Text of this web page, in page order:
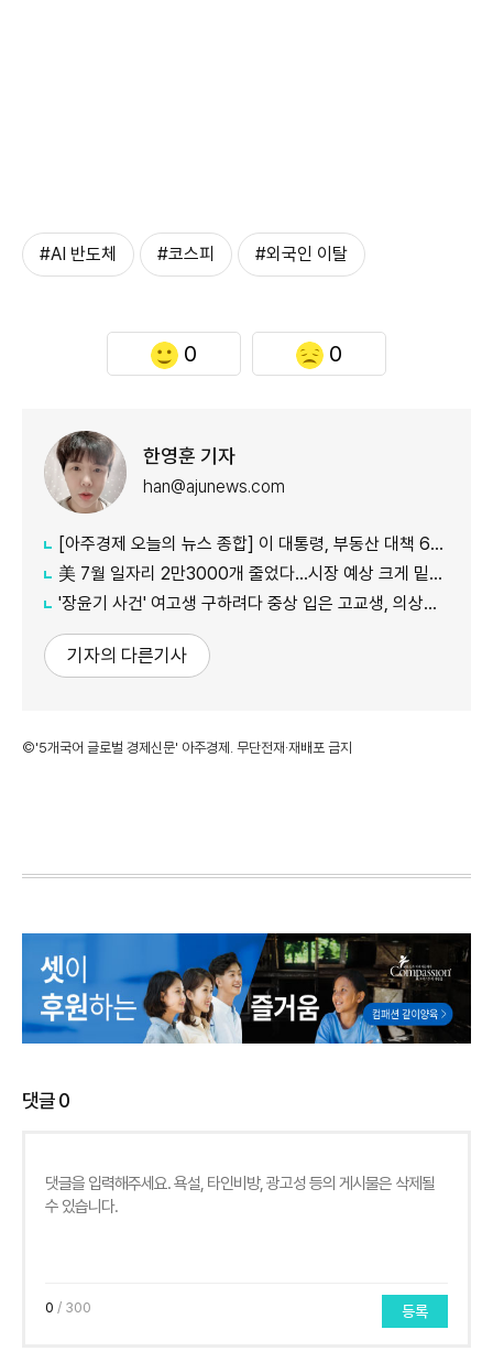
#AI 반도체 #코스피 #외국인 이탈
0 0
한영훈 기자
han@ajunews.com
[아주경제 오늘의 뉴스 종합] 이 대통령, 부동산 대책 6시간 점검…"기존 방식 벗어나 과감히 실행" 外
美 7월 일자리 2만3000개 줄었다…시장 예상 크게 밑돈 '고용 쇼크'
'장윤기 사건' 여고생 구하려다 중상 입은 고교생, 의상자 인정
기자의 다른기사
©'5개국어 글로벌 경제신문' 아주경제. 무단전재·재배포 금지
댓글0
0 / 300 등록